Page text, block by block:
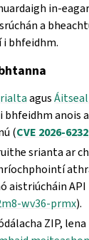
in-
a
bhfeidhm.
agus
anois
(CVE 2026-
srianta ar
aistriúcháin API
wv36-prmx).
ZIP,